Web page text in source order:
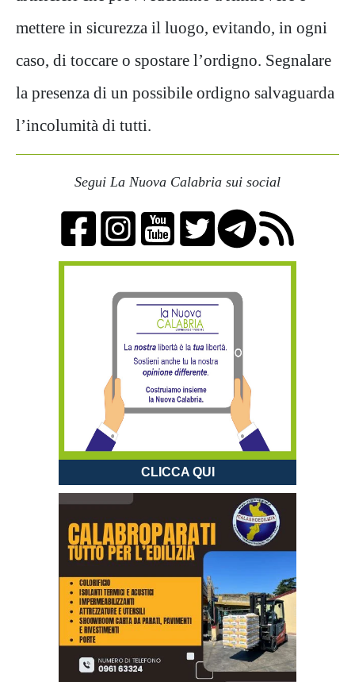
mettere in sicurezza il luogo, evitando, in ogni
caso, di toccare o spostare l’ordigno. Segnalare
la presenza di un possibile ordigno salvaguarda
l’incolumità di tutti.
Segui La Nuova Calabria sui social
CLICCA QUI